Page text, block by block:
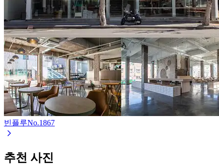
빈플루No.1867
추천 사진